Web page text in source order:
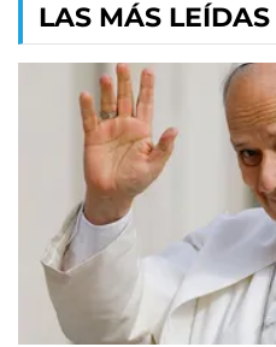
LAS MÁS LEÍDAS